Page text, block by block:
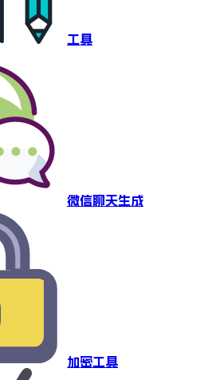
工具
微信聊天生成
加密工具